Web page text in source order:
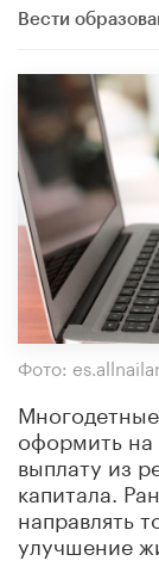
Вести
Фото:
оформить на
выплату из
капитала.
направлять
улучшение